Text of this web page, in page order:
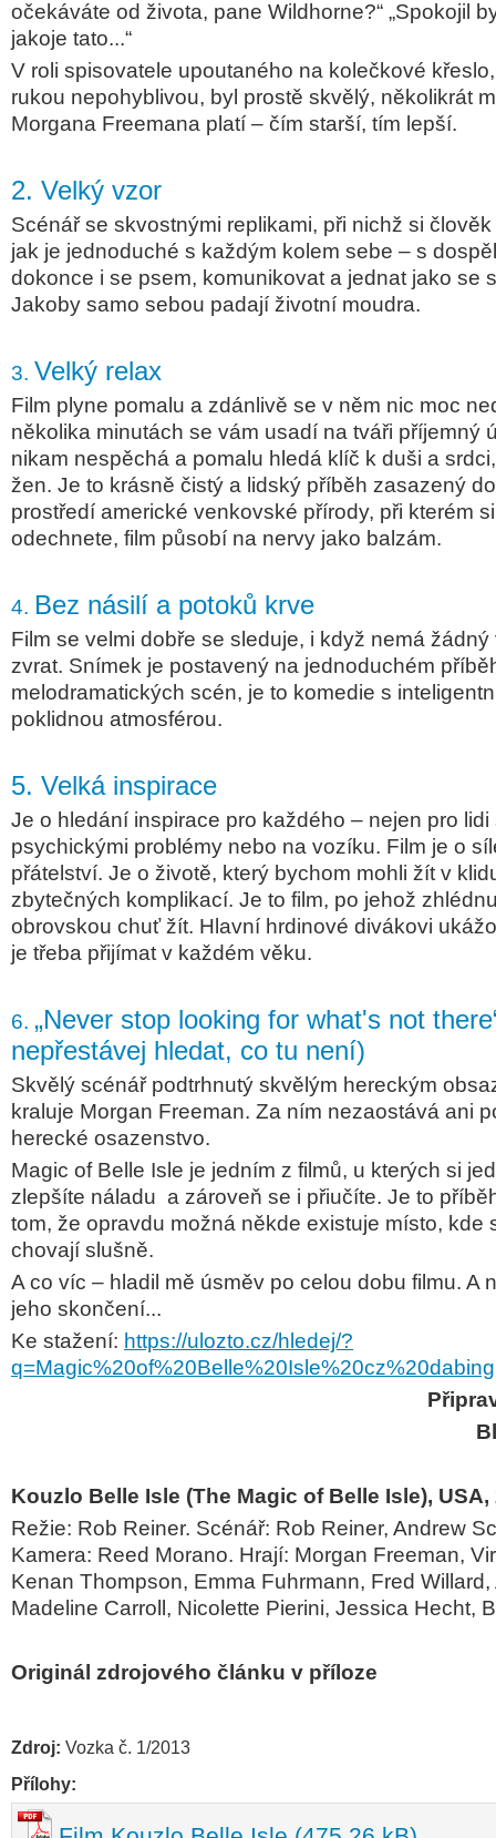
očekáváte od života, pane Wildhorne?“ „Spokojil
jakoje tato...“
V roli spisovatele upoutaného na kolečkové
rukou nepohyblivou, byl prostě skvělý, několikrát
Morgana Freemana platí – čím starší, tím lepší.
2. Velký vzor
Scénář se skvostnými replikami, při nichž si
jak je jednoduché s každým kolem sebe – s
dokonce i se psem, komunikovat a jednat jako se
Jakoby samo sebou padají životní moudra.
3. Velký relax
Film plyne pomalu a zdánlivě se v něm nic moc
několika minutách se vám usadí na tváři příjemný
nikam nespěchá a pomalu hledá klíč k duši a
žen. Je to krásně čistý a lidský příběh zasazený
prostředí americké venkovské přírody, při kterém
odechnete, film působí na nervy jako balzám.
4. Bez násilí a potoků krve
Film se velmi dobře se sleduje, i když nemá
zvrat. Snímek je postavený na jednoduchém
melodramatických scén, je to komedie s
poklidnou atmosférou.
5. Velká inspirace
Je o hledání inspirace pro každého – nejen pro
psychickými problémy nebo na vozíku. Film je o
přátelství. Je o životě, který bychom mohli žít v
zbytečných komplikací. Je to film, po jehož
obrovskou chuť žít. Hlavní hrdinové divákovi
je třeba přijímat v každém věku.
6. „Never stop looking for what's not
nepřestávej hledat, co tu není)
Skvělý scénář podtrhnutý skvělým hereckým
kraluje Morgan Freeman. Za ním nezaostává ani
herecké osazenstvo.
Magic of Belle Isle je jedním z filmů, u kterých si
zlepšíte náladu a zároveň se i přiučíte. Je to
tom, že opravdu možná někde existuje místo, kde
chovají slušně.
A co víc – hladil mě úsměv po celou dobu filmu. A
jeho skončení...
Ke stažení: https://ulozto.cz/hledej/?
q=Magic%20of%20Belle%20Isle%20cz%20dabing
Kouzlo Belle Isle (The Magic of Belle Isle), USA,
Režie: Rob Reiner. Scénář: Rob Reiner, Andrew
Kamera: Reed Morano. Hrají: Morgan Freeman,
Kenan Thompson, Emma Fuhrmann, Fred
Madeline Carroll, Nicolette Pierini, Jessica Hecht,
Originál zdrojového článku v příloze
Zdroj: Vozka č. 1/2013
Přílohy: